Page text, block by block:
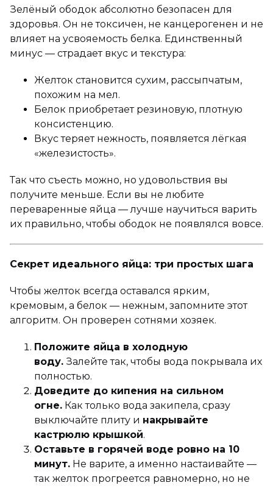
Зелёный ободок абсолютно безопасен для
здоровья. Он не токсичен, не канцерогенен и не
влияет на усвояемость белка. Единственный
минус — страдает вкус и текстура:
Желток становится сухим, рассыпчатым,
похожим на мел.
Белок приобретает резиновую, плотную
консистенцию.
Вкус теряет нежность, появляется лёгкая
«железистость».
Так что съесть можно, но удовольствия вы
получите меньше. Если вы не любите
переваренные яйца — лучше научиться варить
их правильно, чтобы ободок не появлялся вовсе.
Секрет идеального яйца: три простых шага
Чтобы желток всегда оставался ярким,
кремовым, а белок — нежным, запомните этот
алгоритм. Он проверен сотнями хозяек.
Положите яйца в холодную
воду. Залейте так, чтобы вода покрывала их
полностью.
Доведите до кипения на сильном
огне. Как только вода закипела, сразу
выключайте плиту и накрывайте
кастрюлю крышкой.
Оставьте в горячей воде ровно на 10
минут. Не варите, а именно настаивайте —
так желток прогреется равномерно, но не